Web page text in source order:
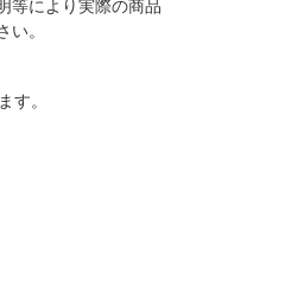
等により実際の商品
。
す。